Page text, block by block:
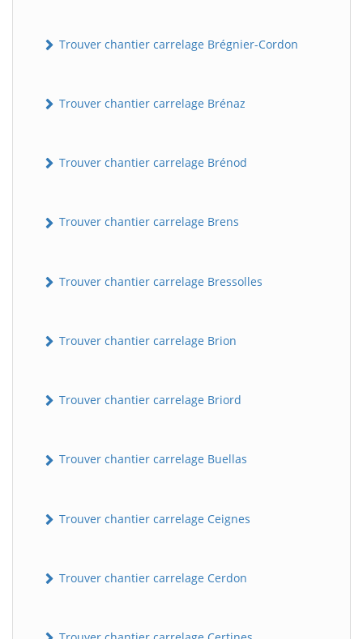
Trouver chantier carrelage Brégnier-Cordon
Trouver chantier carrelage Brénaz
Trouver chantier carrelage Brénod
Trouver chantier carrelage Brens
Trouver chantier carrelage Bressolles
Trouver chantier carrelage Brion
Trouver chantier carrelage Briord
Trouver chantier carrelage Buellas
Trouver chantier carrelage Ceignes
Trouver chantier carrelage Cerdon